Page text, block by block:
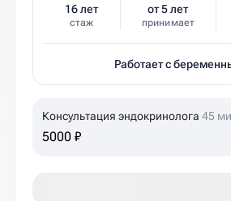
16 лет
стаж
от 5 лет
принимает
Работает с
Консультация эндокринолога 45
5000 ₽